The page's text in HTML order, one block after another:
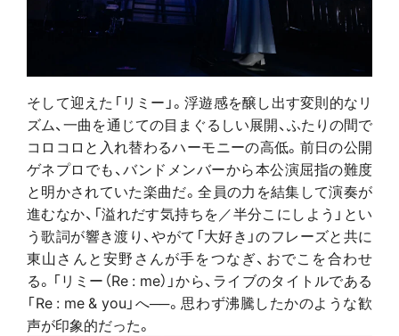
そして迎えた「リミー」。浮遊感を醸し出す変則的なリ
ズム、一曲を通じての目まぐるしい展開、ふたりの間で
コロコロと入れ替わるハーモニーの高低。前日の公開
ゲネプロでも、バンドメンバーから本公演屈指の難度
と明かされていた楽曲だ。全員の力を結集して演奏が
進むなか、「溢れだす気持ちを／半分こにしよう」とい
う歌詞が響き渡り、やがて「大好き」のフレーズと共に
東山さんと安野さんが手をつなぎ、おでこを合わせ
る。「リミー（Re : me）」から、ライブのタイトルである
「Re : me & you」へ──。思わず沸騰したかのような歓
声が印象的だった。